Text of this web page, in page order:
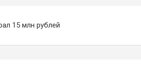
15 млн рублей